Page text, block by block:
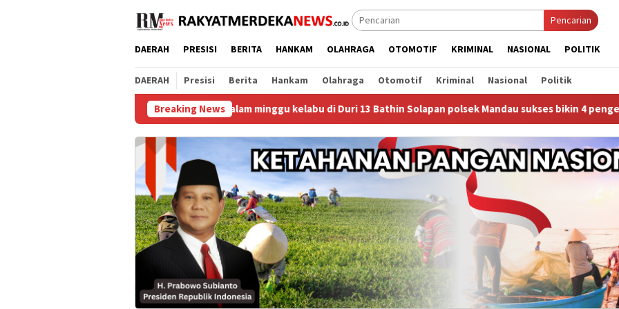
Pencarian
DAERAH PRESISI BERITA HANKAM OLAHRAGA OTOMOTIF KRIMINAL NASIONAL POLITIK
DAERAH Presisi Berita Hankam Olahraga Otomotif Kriminal Nasional Politik
Breaking News
Malam minggu kelabu di Duri 13 Bathin Solapan polsek Mandau sukses bikin 4 pengedar sabu kompak